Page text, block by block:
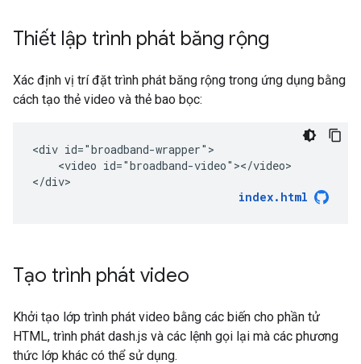
Thiết lập trình phát băng rộng
Xác định vị trí đặt trình phát băng rộng trong ứng dụng bằng
cách tạo thẻ video và thẻ bao bọc:
<div id="broadband-wrapper">
    <video id="broadband-video"></video>
</div>
index.html
Tạo trình phát video
Khởi tạo lớp trình phát video bằng các biến cho phần tử
HTML, trình phát dash.js và các lệnh gọi lại mà các phương
thức lớp khác có thể sử dụng.